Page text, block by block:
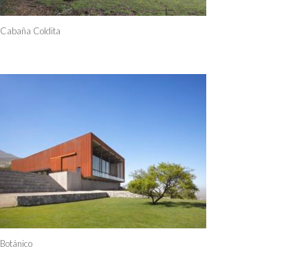
Cabaña Coldita
Botánico